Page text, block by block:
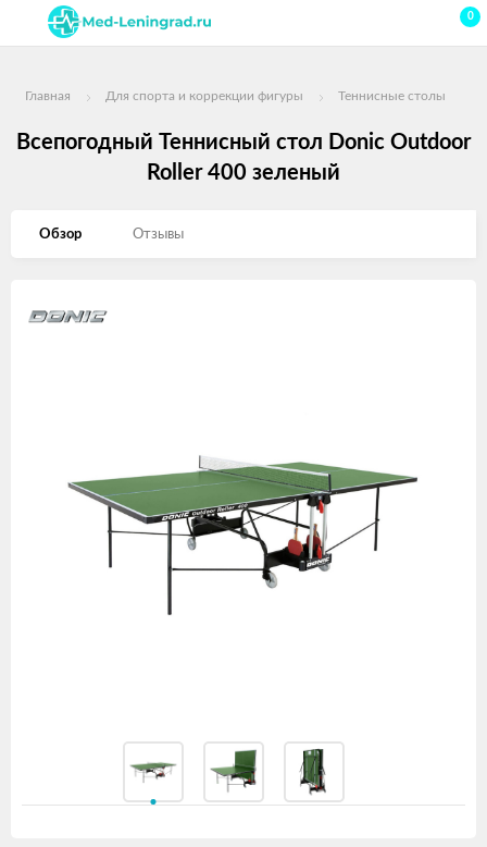
0
Главная Для спорта и коррекции фигуры Теннисные столы
Всепогодный Теннисный стол Donic Outdoor
Roller 400 зеленый
Обзор Отзывы